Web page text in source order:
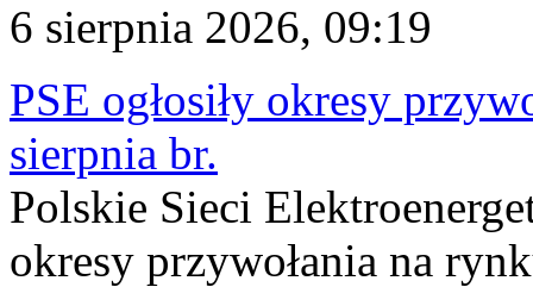
6 sierpnia 2026, 09:19
PSE ogłosiły okresy
sierpnia br.
Polskie Sieci
okresy przywołania na